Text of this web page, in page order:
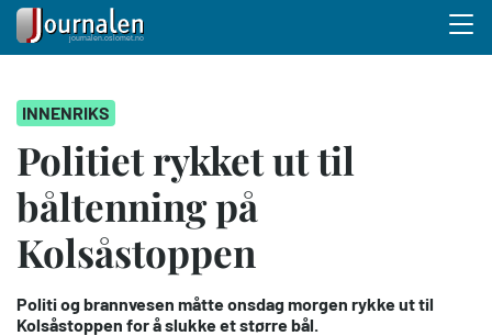
hovedinnhold
INNENRIKS
Politiet rykket ut til
båltenning på
Kolsåstoppen
Politi og brannvesen måtte onsdag morgen rykke ut til
Kolsåstoppen for å slukke et større bål.